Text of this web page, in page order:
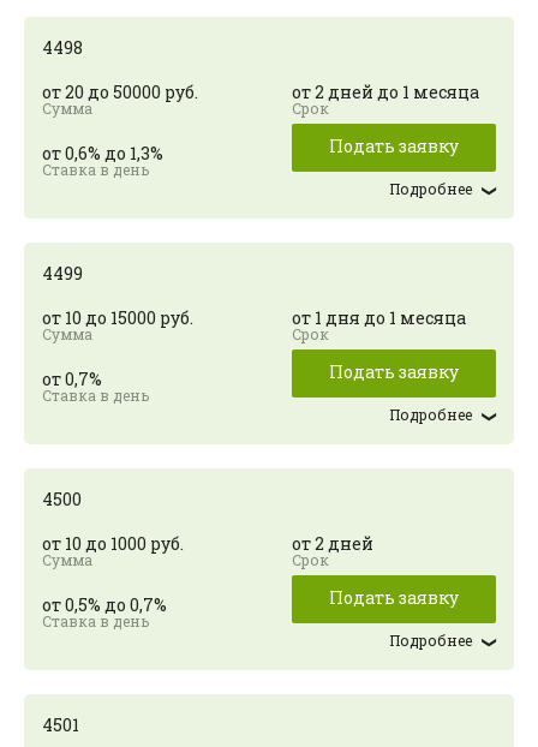
4498
от 20 до 50000 руб.
от 2 дней до 1 месяца
от 0,6% до 1,3% Подать заявку
Подробнее
4499
от 10 до 15000 руб.
от 1 дня до 1 месяца
от 0,7% Подать заявку
Подробнее
4500
от 10 до 1000 руб.
от 2 дней
от 0,5% до 0,7% Подать заявку
Подробнее
4501